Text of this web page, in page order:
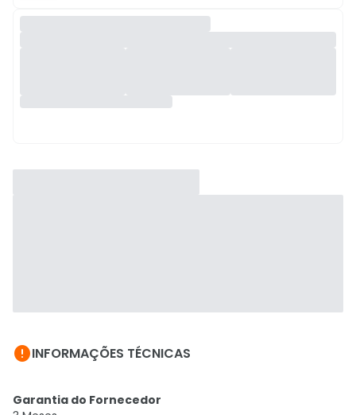
INFORMAÇÕES TÉCNICAS
Garantia do Fornecedor